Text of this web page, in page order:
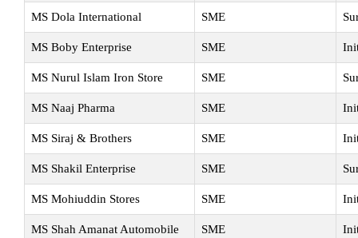
MS Dola International SME
MS Boby Enterprise SME
MS Nurul Islam Iron Store SME
MS Naaj Pharma SME
MS Siraj & Brothers SME
MS Shakil Enterprise SME
MS Mohiuddin Stores SME
MS Shah Amanat Automobile SME